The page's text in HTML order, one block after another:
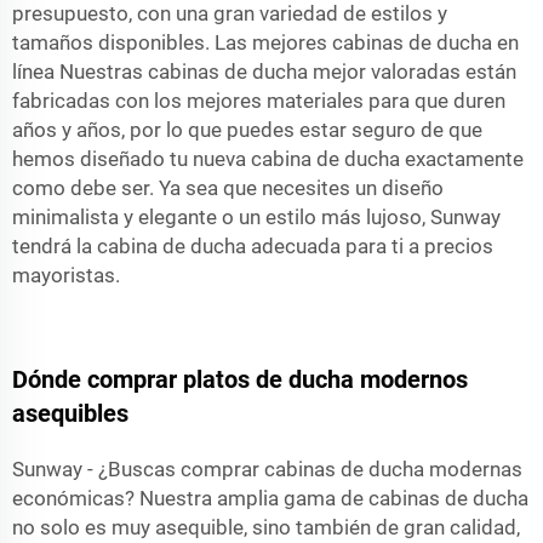
presupuesto, con una gran variedad de estilos y
tamaños disponibles. Las mejores cabinas de ducha en
línea Nuestras cabinas de ducha mejor valoradas están
fabricadas con los mejores materiales para que duren
años y años, por lo que puedes estar seguro de que
hemos diseñado tu nueva cabina de ducha exactamente
como debe ser. Ya sea que necesites un diseño
minimalista y elegante o un estilo más lujoso, Sunway
tendrá la cabina de ducha adecuada para ti a precios
mayoristas.
Dónde comprar platos de ducha modernos
asequibles
Sunway - ¿Buscas comprar cabinas de ducha modernas
económicas? Nuestra amplia gama de cabinas de ducha
no solo es muy asequible, sino también de gran calidad,